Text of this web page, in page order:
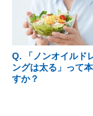
Q. 「ノンオイルド
ングは太る」って
すか？